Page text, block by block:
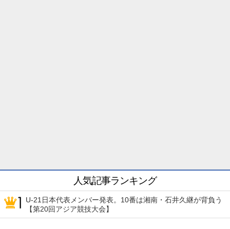
人気記事ランキング
U-21日本代表メンバー発表。10番は湘南・石井久継が背負う
【第20回アジア競技大会】